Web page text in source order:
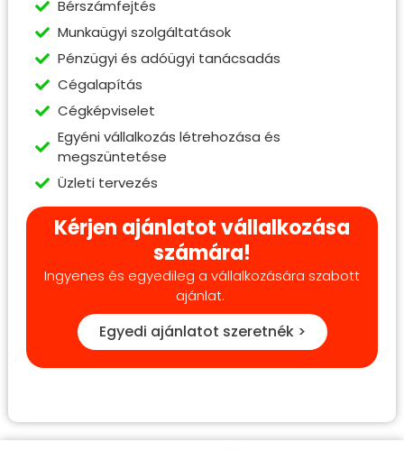
Bérszámfejtés
Munkaügyi szolgáltatások
Pénzügyi és adóügyi tanácsadás
Cégalapítás
Cégképviselet
Egyéni vállalkozás létrehozása és
megszüntetése
Üzleti tervezés
Kérjen ajánlatot vállalkozása
számára!
Ingyenes és egyedileg a vállalkozására szabott
ajánlat.
Egyedi ajánlatot szeretnék >